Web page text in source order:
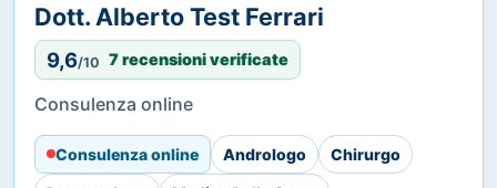
Dott. Alberto Test Ferrari
9,6/10 7 recensioni verificate
Consulenza online
Consulenza online Andrologo Chirurgo